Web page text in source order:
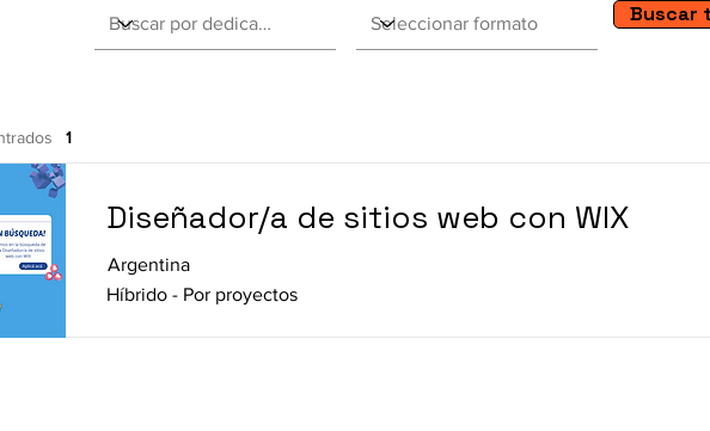
Buscar
1
Diseñador/a de sitios web con WIX
Argentina
Híbrido - Por proyectos